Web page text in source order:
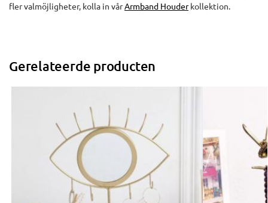
fler valmöjligheter, kolla in vårArmband Houderkollektion.
Gerelateerde producten